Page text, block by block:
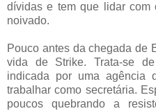
dívidas e tem que lidar com
noivado.
Pouco antes da chegada de
vida de Strike. Trata-se
indicada por uma agência
trabalhar como secretária.
poucos quebrando a